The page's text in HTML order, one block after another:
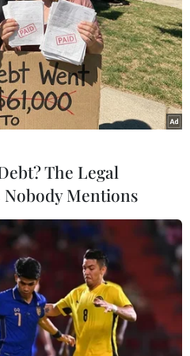
công nghệ, cùng cam
vững đã giúp
hiệu kép trong năm
Vừa đứng đầu Top 25
thuộc Top 50 Công ty
thu quý 2/2025
nay, đạt 16.745 tỷ
hợp nhất quý 2 của
đồng, tăng 79 tỷ
trước.
quý cao nhất của
nhận.
nước ghi nhận
The Legal
Mentions